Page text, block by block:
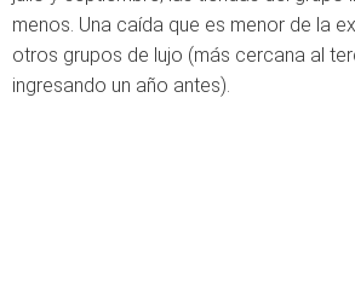
menos. Una caída que es menor de la
otros grupos de lujo (más cercana al
ingresando un año antes).